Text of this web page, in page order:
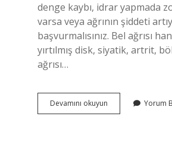
denge kaybı, idrar yapmada
varsa veya ağrının şiddeti
başvurmalısınız. Bel ağrısı
yırtılmış disk, siyatik, artrit,
ağrısı…
Devamını okuyun
Iç
Yorum